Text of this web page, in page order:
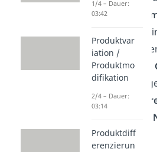
möchten, ist
Nachfrage
unelastischen
nämlich
sinkt.
1/4 – Dauer:
03:42
Produktvar
iation /
Produktmo
difikation
2/4 – Dauer:
03:14
Produktdiff
erenzierun